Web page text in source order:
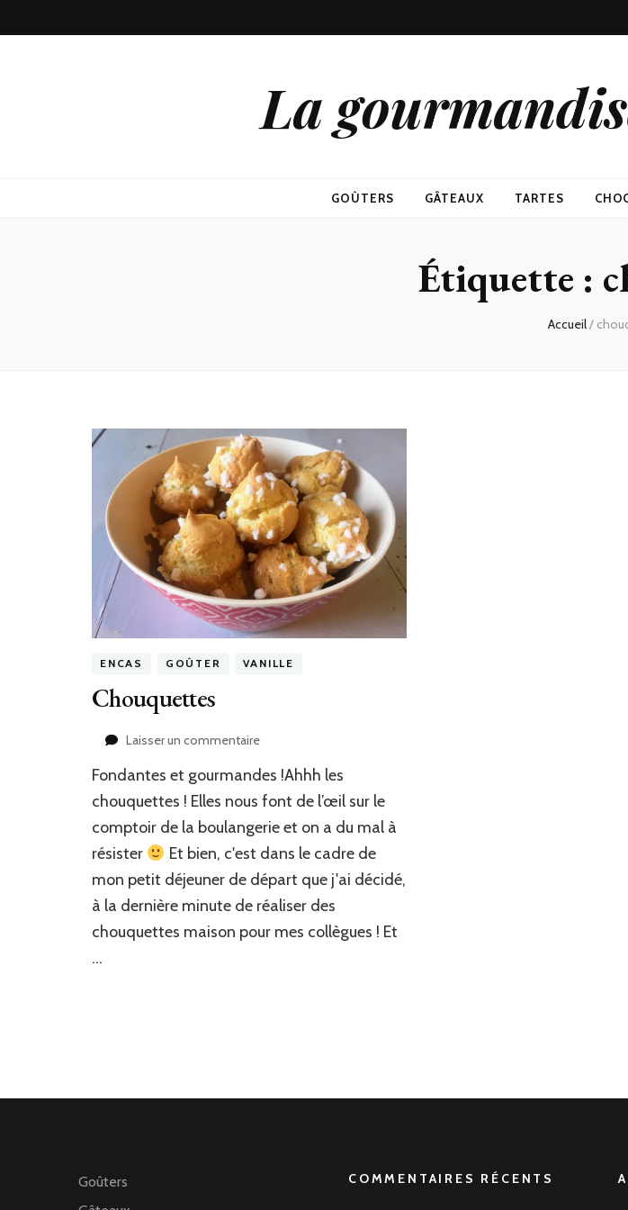
La
GOÛTERS GÂTEAUX TARTES
Étiquette :
Accueil/
ENCAS GOÛTER VANILLE
Chouquettes
Laisser un commentairesur
Fondantes et gourmandes !Ahhh les
chouquettes ! Elles nous font de l’œil sur le
comptoir de la boulangerie et on a du mal à
résister
Et bien, c'est dans le cadre de
mon petit déjeuner de départ que j'ai décidé,
à la dernière minute de réaliser des
chouquettes maison pour mes collègues ! Et
…
Goûters
COMMENTAIRES RÉCENTS